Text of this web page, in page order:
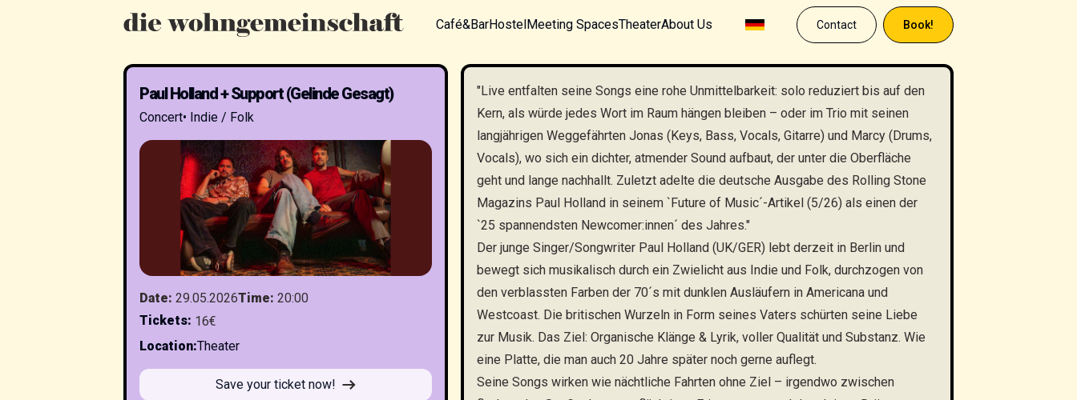
Café&BarHostelMeeting SpacesTheaterAbout Us Contact Book!
Paul Holland + Support (Gelinde Gesagt)
Concert• Indie / Folk
Date: 29.05.2026Time: 20:00
Tickets: 16€
Location:Theater
Save your ticket now!
"Live entfalten seine Songs eine rohe Unmittelbarkeit: solo reduziert bis auf den
Kern, als würde jedes Wort im Raum hängen bleiben – oder im Trio mit seinen
langjährigen Weggefährten Jonas (Keys, Bass, Vocals, Gitarre) und Marcy (Drums,
Vocals), wo sich ein dichter, atmender Sound aufbaut, der unter die Oberfläche
geht und lange nachhallt. Zuletzt adelte die deutsche Ausgabe des Rolling Stone
Magazins Paul Holland in seinem `Future of Music´-Artikel (5/26) als einen der
`25 spannendsten Newcomer:innen´ des Jahres."
Der junge Singer/Songwriter Paul Holland (UK/GER) lebt derzeit in Berlin und
bewegt sich musikalisch durch ein Zwielicht aus Indie und Folk, durchzogen von
den verblassten Farben der 70´s mit dunklen Ausläufern in Americana und
Westcoast. Die britischen Wurzeln in Form seines Vaters schürten seine Liebe
zur Musik. Das Ziel: Organische Klänge & Lyrik, voller Qualität und Substanz. Wie
eine Platte, die man auch 20 Jahre später noch gerne auflegt.
Seine Songs wirken wie nächtliche Fahrten ohne Ziel – irgendwo zwischen